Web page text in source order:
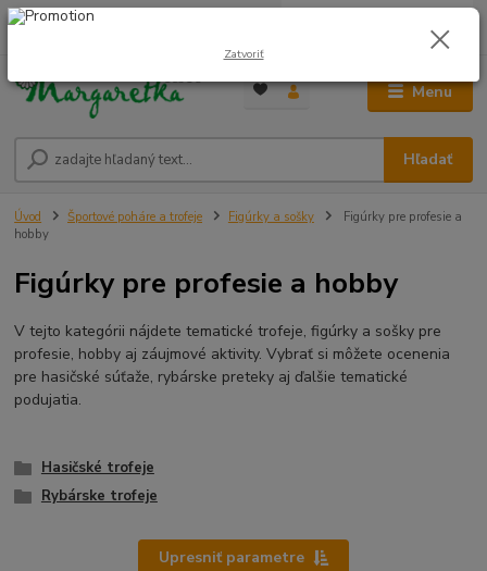
Menu
Hľadať
0948 236 042
0,00 €
Úvod Športové poháre a trofeje Figúrky a sošky
Figúrky pre profesie a
hobby
Figúrky pre profesie a hobby
V tejto kategórii nájdete tematické trofeje, figúrky a sošky pre
profesie, hobby aj záujmové aktivity. Vybrať si môžete ocenenia
pre hasičské súťaže, rybárske preteky aj ďalšie tematické
podujatia.
Hasičské trofeje
Rybárske trofeje
Upresniť parametre
Zatvoriť